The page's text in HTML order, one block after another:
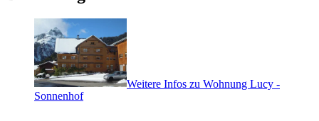
Weitere Infos zu Wohnung Lucy -
Sonnenhof